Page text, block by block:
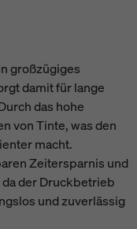
großzügiges
damit für lange
das hohe
von Tinte, was den
macht.
Zeitersparnis und
der Druckbetrieb
und zuverlässig